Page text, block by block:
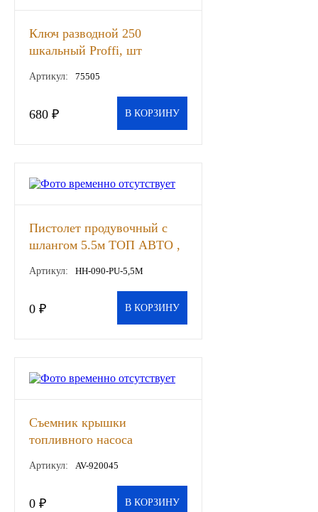
Охлаждающие жидкости
Тормозные жидкости
OIL RIGHT
АГРИНОЛ
РОСНЕФТЬ
Ключ разводной 250
шкальный Proffi, шт
Артикул: 75505
680 ₽ В КОРЗИНУ
Пистолет продувочный с
шлангом 5.5м ТОП АВТО ,
Артикул: HH-090-PU-5,5M
0 ₽ В КОРЗИНУ
Съемник крышки
топливного насоса
шт
Артикул: AV-920045
0 ₽ В КОРЗИНУ